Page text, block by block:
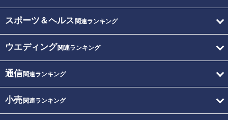
スポーツ＆ヘルス 関連ランキング
ウエディング関連ランキング
通信関連ランキング
小売関連ランキング